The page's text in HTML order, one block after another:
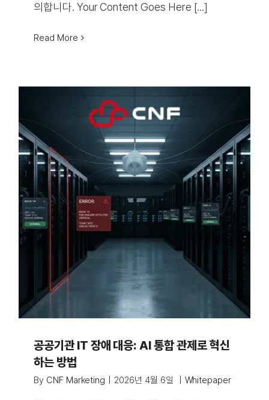
의합니다. Your Content Goes Here [...]
Read More
공공기관 IT 장애 대응: AI 통합 관제로 혁신
하는 방법
By CNF Marketing 2026년 4월 6일 Whitepaper